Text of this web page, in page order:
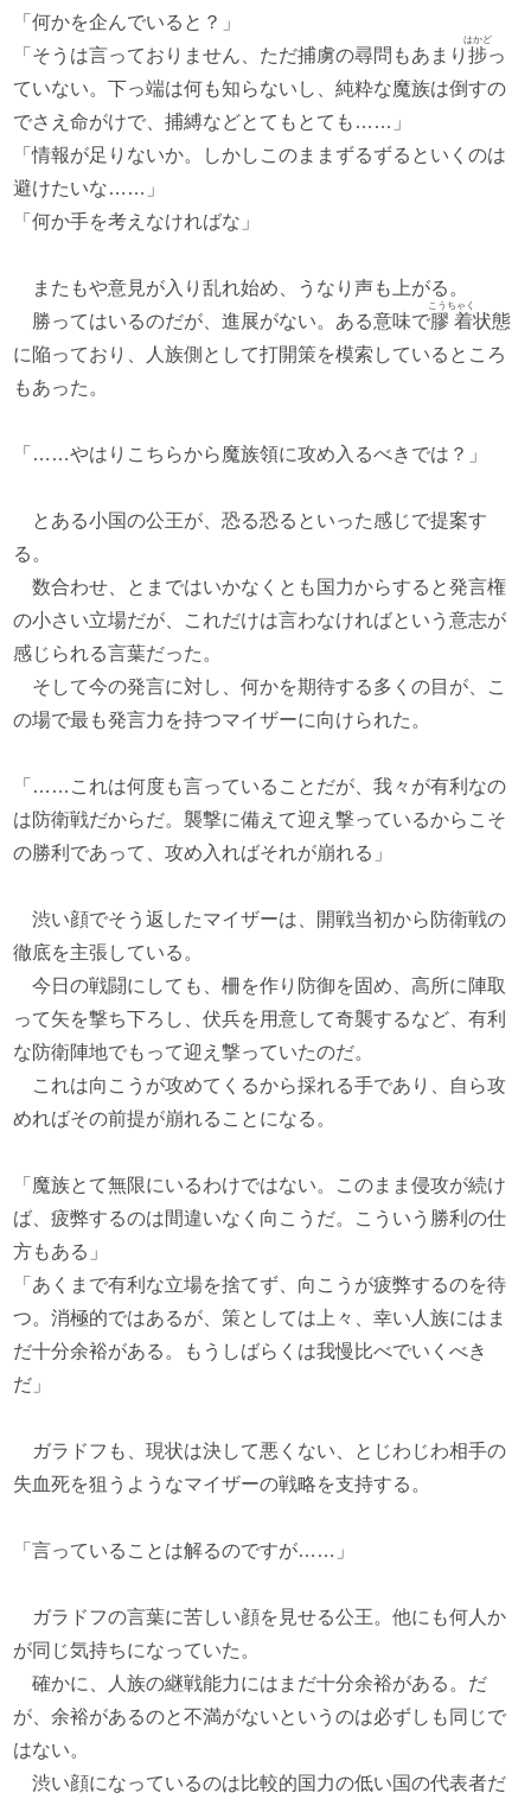
「何かを企んでいると？」
「そうは言っておりません、ただ捕虜の尋問もあまり捗
はかど
っ
ていない。下っ端は何も知らないし、純粋な魔族は倒すの
でさえ命がけで、捕縛などとてもとても……」
「情報が足りないか。しかしこのままずるずるといくのは
避けたいな……」
「何か手を考えなければな」
またもや意見が入り乱れ始め、うなり声も上がる。
勝ってはいるのだが、進展がない。ある意味で膠着
こうちゃく
状態
に陥っており、人族側として打開策を模索しているところ
もあった。
「……やはりこちらから魔族領に攻め入るべきでは？」
とある小国の公王が、恐る恐るといった感じで提案す
る。
数合わせ、とまではいかなくとも国力からすると発言権
の小さい立場だが、これだけは言わなければという意志が
感じられる言葉だった。
そして今の発言に対し、何かを期待する多くの目が、こ
の場で最も発言力を持つマイザーに向けられた。
「……これは何度も言っていることだが、我々が有利なの
は防衛戦だからだ。襲撃に備えて迎え撃っているからこそ
の勝利であって、攻め入ればそれが崩れる」
渋い顔でそう返したマイザーは、開戦当初から防衛戦の
徹底を主張している。
今日の戦闘にしても、柵を作り防御を固め、高所に陣取
って矢を撃ち下ろし、伏兵を用意して奇襲するなど、有利
な防衛陣地でもって迎え撃っていたのだ。
これは向こうが攻めてくるから採れる手であり、自ら攻
めればその前提が崩れることになる。
「魔族とて無限にいるわけではない。このまま侵攻が続け
ば、疲弊するのは間違いなく向こうだ。こういう勝利の仕
方もある」
「あくまで有利な立場を捨てず、向こうが疲弊するのを待
つ。消極的ではあるが、策としては上々、幸い人族にはま
だ十分余裕がある。もうしばらくは我慢比べでいくべき
だ」
ガラドフも、現状は決して悪くない、とじわじわ相手の
失血死を狙うようなマイザーの戦略を支持する。
「言っていることは解るのですが……」
ガラドフの言葉に苦しい顔を見せる公王。他にも何人か
が同じ気持ちになっていた。
確かに、人族の継戦能力にはまだ十分余裕がある。だ
が、余裕があるのと不満がないというのは必ずしも同じで
はない。
渋い顔になっているのは比較的国力の低い国の代表者だ